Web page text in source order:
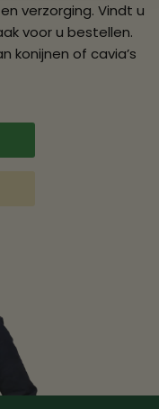
verzorging. Vindt u
voor u bestellen.
konijnen of cavia’s